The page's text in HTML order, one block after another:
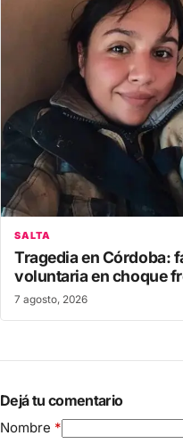
SALTA
Tragedia en Córdoba:
voluntaria en choque
7 agosto, 2026
Dejá tu comentario
Nombre *